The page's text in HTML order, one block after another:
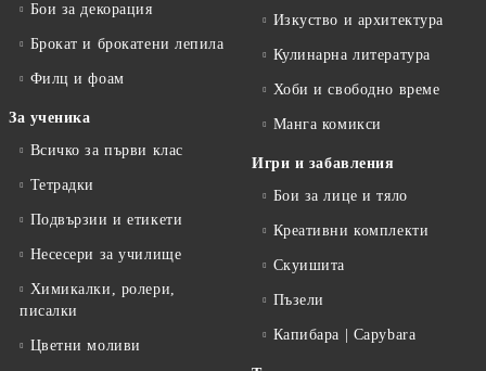
Бои за декорация
Брокат и брокатени лепила
Филц и фоам
За ученика
Всичко за първи клас
Тетрадки
Подвързии и етикети
Несесери за училище
Химикалки, ролери,
писалки
Цветни моливи
Изкуство и архитектура
Кулинарна литература
Хоби и свободно време
Манга комикси
Игри и забавления
Бои за лице и тяло
Креативни комплекти
Скуишита
Пъзели
Капибара | Capybara